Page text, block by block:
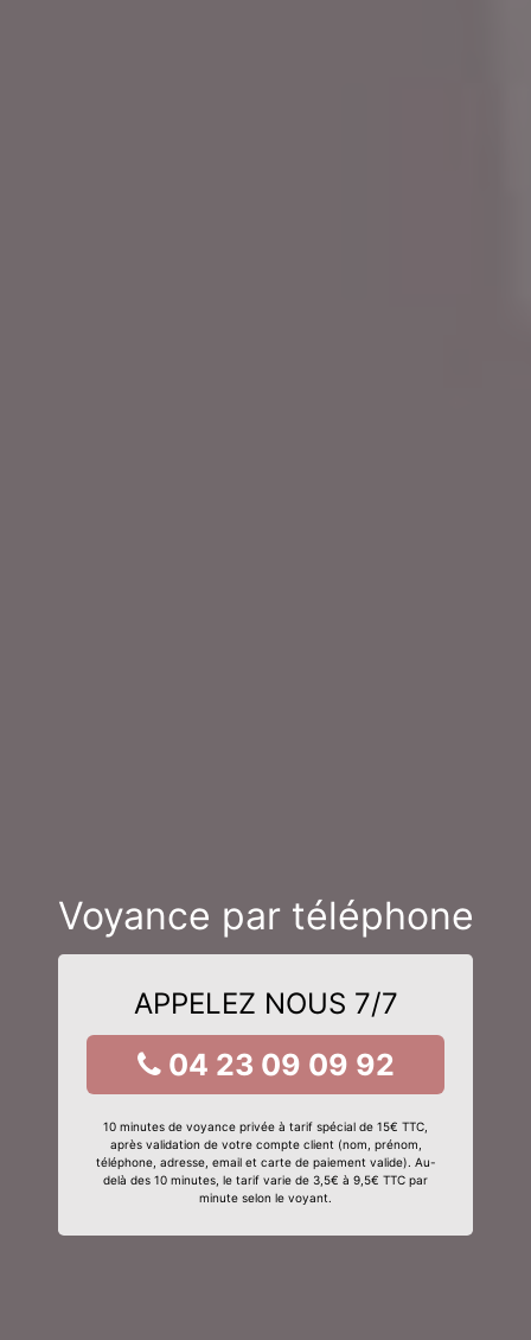
Voyance par téléphone
APPELEZ NOUS 7/7
04 23 09 09 92
10 minutes de voyance privée à tarif spécial de 15€ TTC,
après validation de votre compte client (nom, prénom,
téléphone, adresse, email et carte de paiement valide). Au-
delà des 10 minutes, le tarif varie de 3,5€ à 9,5€ TTC par
minute selon le voyant.